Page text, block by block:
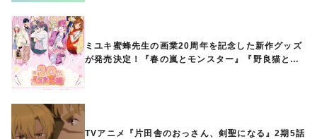
ミユキ蜜蜂先生の画業20周年を記念した新作グッズ
が発売決定！『春の嵐とモンスター』『野良猫と
TVアニメ『片田舎のおっさん、剣聖になる』2期5話